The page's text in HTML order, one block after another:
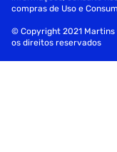
compras de Uso e
© Copyright 2021 Martins
os direitos reservados